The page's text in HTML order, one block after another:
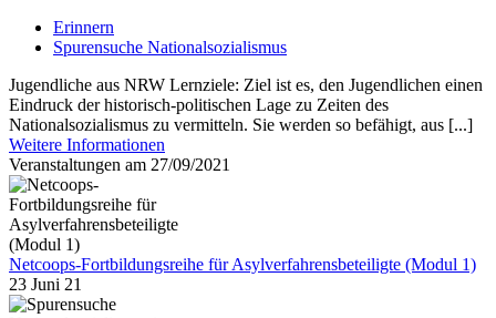
Erinnern
Spurensuche Nationalsozialismus
Jugendliche aus NRW Lernziele: Ziel ist es, den Jugendlichen einen
Eindruck der historisch-politischen Lage zu Zeiten des
Nationalsozialismus zu vermitteln. Sie werden so befähigt, aus [...]
Weitere Informationen
Veranstaltungen am 27/09/2021
Netcoops-Fortbildungsreihe für Asylverfahrensbeteiligte (Modul 1)
23 Juni 21